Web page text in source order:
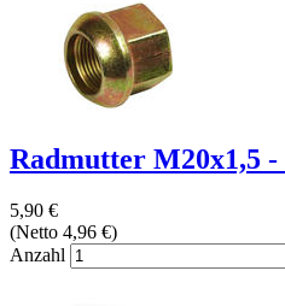
Radmutter M20x1,5 -
5,90 €
(Netto 4,96 €)
Anzahl